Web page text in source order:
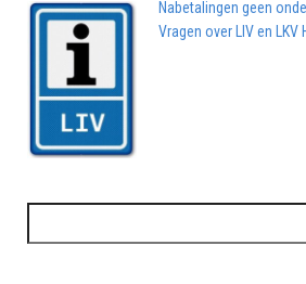
Nabetalingen geen
Vragen over LIV en LKV